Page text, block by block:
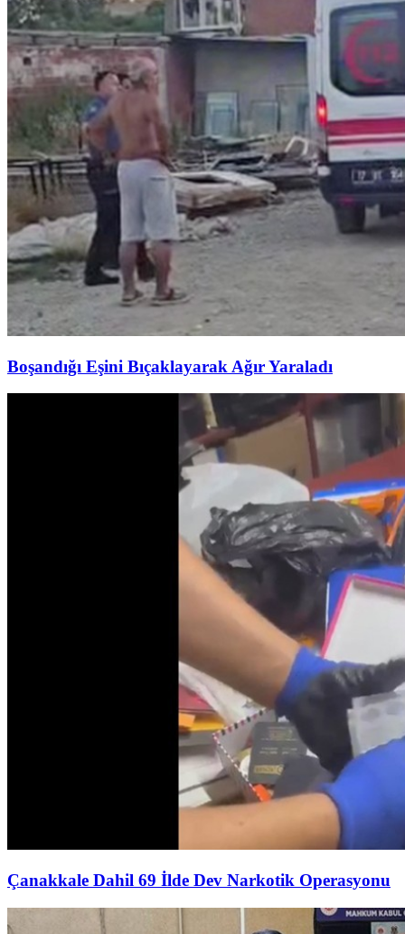
Boşandığı Eşini Bıçaklayarak Ağır Yaraladı
Çanakkale Dahil 69 İlde Dev Narkotik Operasyonu